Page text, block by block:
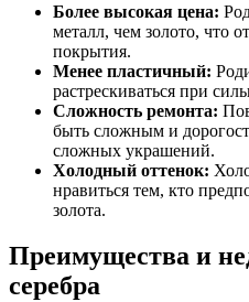
Более высокая цена:
металл, чем золото, что
покрытия.
Менее пластичный:
растрескиваться при
Сложность ремонта:
быть сложным и
сложных украшений.
Холодный оттенок:
нравиться тем, кто
золота.
Преимущества и
серебра